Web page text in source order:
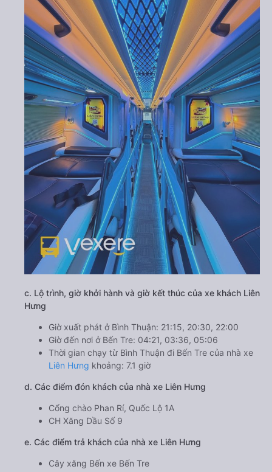
c. Lộ trình, giờ khởi hành và giờ kết thúc của xe khách Liên
Hưng
Giờ xuất phát ở Bình Thuận: 21:15, 20:30, 22:00
Giờ đến nơi ở Bến Tre: 04:21, 03:36, 05:06
Thời gian chạy từ Bình Thuận đi Bến Tre của nhà xe
Liên Hưng khoảng: 7.1 giờ
d. Các điểm đón khách của nhà xe Liên Hưng
Cổng chào Phan Rí, Quốc Lộ 1A
CH Xăng Dầu Số 9
e. Các điểm trả khách của nhà xe Liên Hưng
Cây xăng Bến xe Bến Tre